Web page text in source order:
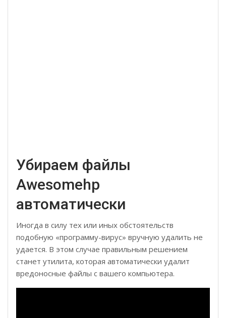
Убираем файлы
Awesomehp
автоматически
Иногда в силу тех или иных обстоятельств
подобную «программу-вирус» вручную удалить не
удается. В этом случае правильным решением
станет утилита, которая автоматически удалит
вредоносные файлы с вашего компьютера.